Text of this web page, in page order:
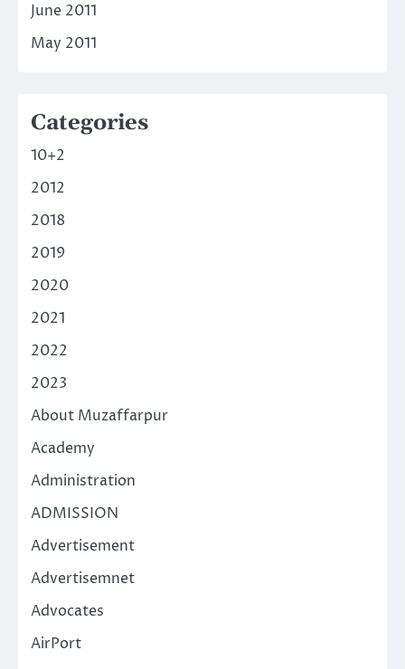
June 2011
May 2011
Categories
10+2
2012
2018
2019
2020
2021
2022
2023
About Muzaffarpur
Academy
Administration
ADMISSION
Advertisement
Advertisemnet
Advocates
AirPort